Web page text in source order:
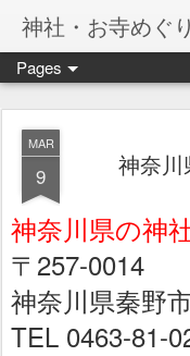
Pages
MAR
9 神奈
神奈川県の神
〒257-0014
神奈川県秦野
TEL 0463-81-